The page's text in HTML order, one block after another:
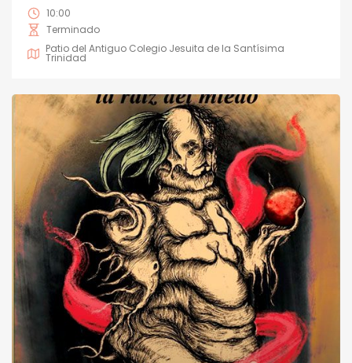
10:00
Terminado
Patio del Antiguo Colegio Jesuita de la Santísima
Trinidad